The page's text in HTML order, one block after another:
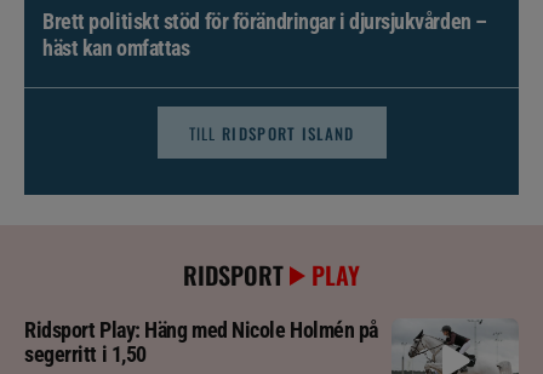
Brett politiskt stöd för förändringar i djursjukvården –
häst kan omfattas
TILL RIDSPORT ISLAND
RIDSPORT PLAY
Ridsport Play: Häng med Nicole Holmén på
segerritt i 1,50